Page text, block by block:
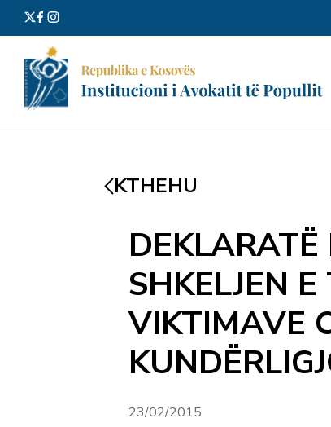
KTHEHU
SHKELJEN
VIKTIMAVE
23/02/2015